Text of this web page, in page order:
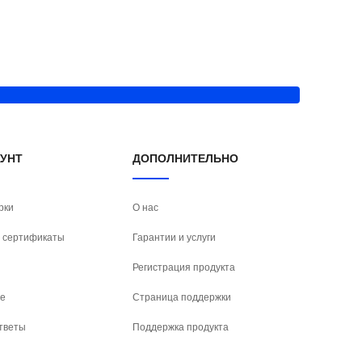
ДОПОЛНИТЕЛЬНО
О нас
Гарантии и услуги
Регистрация продукта
Страница поддержки
Поддержка продукта